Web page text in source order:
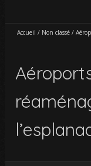
Accueil / Non classé/